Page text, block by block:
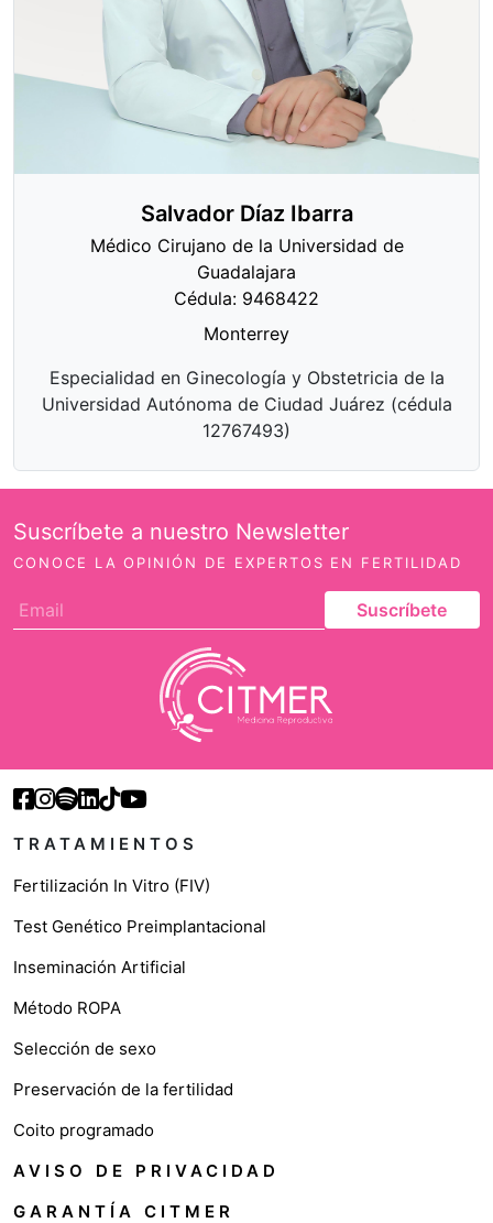
Salvador Díaz Ibarra
Médico Cirujano de la Universidad de
Guadalajara
Cédula: 9468422
Monterrey
Especialidad en Ginecología y Obstetricia de la
Universidad Autónoma de Ciudad Juárez (cédula
12767493)
Suscríbete a nuestro Newsletter
CONOCE LA OPINIÓN DE EXPERTOS EN FERTILIDAD
Suscríbete
TRATAMIENTOS
Fertilización In Vitro (FIV)
Test Genético Preimplantacional
Inseminación Artificial
Método ROPA
Selección de sexo
Preservación de la fertilidad
Coito programado
AVISO DE PRIVACIDAD
GARANTÍA CITMER